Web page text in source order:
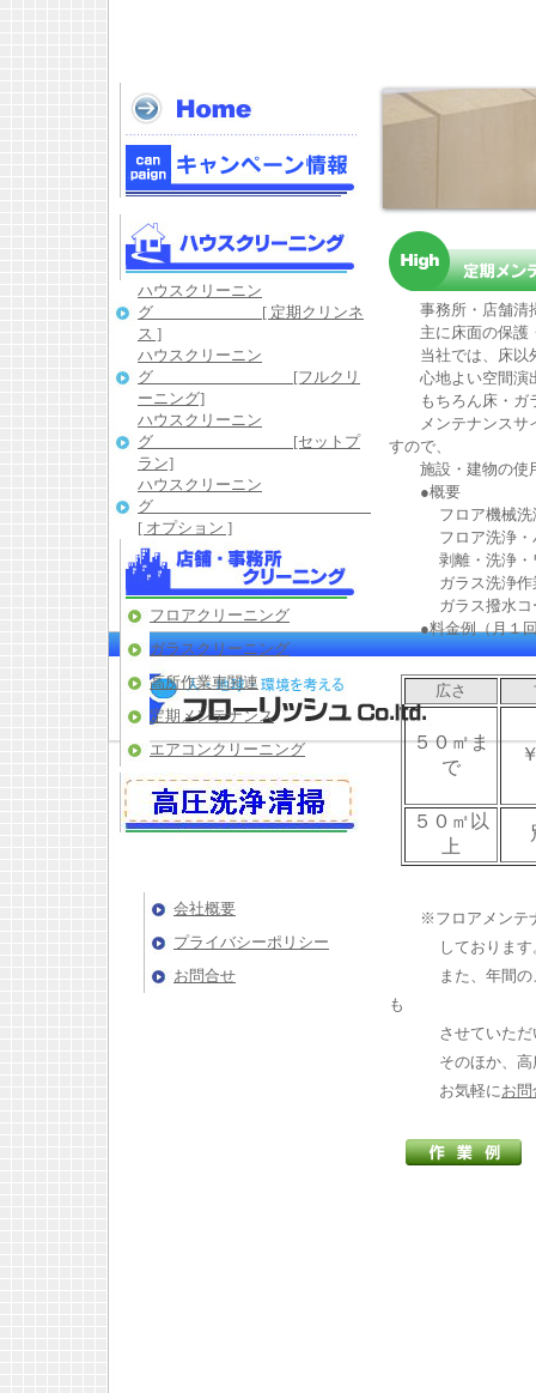
ハウスクリーニン
グ [ 定期クリンネ
ス ]
ハウスクリーニン
グ [フルクリ
ーニング]
ハウスクリーニン
グ [セットプ
ラン]
ハウスクリーニン
グ
[ オプション ]
フロアクリーニング
ガラスクリーニング
高所作業車関連
定期メンテナンス
エアコンクリーニング
会社概要
プライバシーポリシー
お問合せ
事務所・店舗清掃
主に床面の保護
当社では、床以外
心地よい空間演出
もちろん床・ガラ
メンテナンスサイ
すので、
施設・建物の使用
●概要
フロア機械洗浄
フロア洗浄・バ
剥離・洗浄・ワ
ガラス洗浄作
ガラス撥水コー
●料金例（月１回
広さ
５０㎡ま
で
５０㎡以
上
※フロアメンテナ
しております。
また、年間のメ
も
させていただい
そのほか、高所
お気軽にお